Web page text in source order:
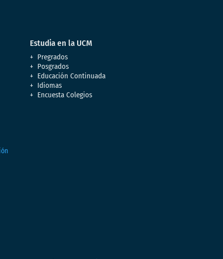
Estudia en la UCM
Pregrados
Posgrados
Educación Continuada
Idiomas
Encuesta Colegios